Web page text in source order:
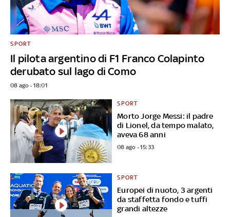
Il pilota argentino di F1 Franco Colapinto
derubato sul lago di Como
SPORT
08 ago - 18:01
Morto Jorge Messi: il padre
di Lionel, da tempo malato,
aveva 68 anni
SPORT
08 ago - 15:33
Europei di nuoto, 3 argenti
da staffetta fondo e tuffi
grandi altezze
SPORT